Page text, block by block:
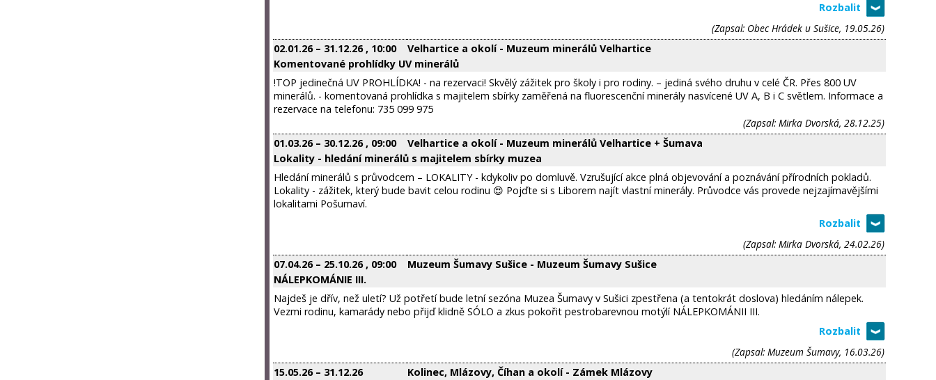
(Zapsal: Obec Hrádek u Sušice, 19.05.26)
02.01.26– 31.12.26, 10:00
Velhartice a okolí - Muzeum minerálů Velhartice
Komentované prohlídky UV minerálů
!TOP jedinečná UV PROHLÍDKA! - na rezervaci! Skvělý zážitek pro školy i pro rodiny. – jediná svého druhu v celé ČR. Přes 800 UV
minerálů. - komentovaná prohlídka s majitelem sbírky zaměřená na fluorescenční minerály nasvícené UV A, B i C světlem. Informace a
rezervace na telefonu: 735 099 975
(Zapsal: Mirka Dvorská, 28.12.25)
01.03.26– 30.12.26, 09:00
Velhartice a okolí - Muzeum minerálů Velhartice + Šumava
Lokality - hledání minerálů s majitelem sbírky muzea
Hledání minerálů s průvodcem – LOKALITY - kdykoliv po domluvě. Vzrušující akce plná objevování a poznávání přírodních pokladů.
Lokality - zážitek, který bude bavit celou rodinu 😍 Pojďte si s Liborem najít vlastní minerály. Průvodce vás provede nejzajímavějšími
lokalitami Pošumaví.
(Zapsal: Mirka Dvorská, 24.02.26)
07.04.26– 25.10.26, 09:00
Muzeum Šumavy Sušice - Muzeum Šumavy Sušice
NÁLEPKOMÁNIE III.
Najdeš je dřív, než uletí? Už potřetí bude letní sezóna Muzea Šumavy v Sušici zpestřena (a tentokrát doslova) hledáním nálepek.
Vezmi rodinu, kamarády nebo přijď klidně SÓLO a zkus pokořit pestrobarevnou motýlí NÁLEPKOMÁNII III.
(Zapsal: Muzeum Šumavy, 16.03.26)
15.05.26– 31.12.26
Kolinec, Mlázovy, Číhan a okolí - Zámek Mlázovy